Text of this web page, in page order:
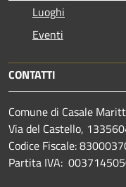
Luoghi
Eventi
CONTATTI
Comune di Casale
Via del Castello,
Codice Fiscale:
Partita IVA: